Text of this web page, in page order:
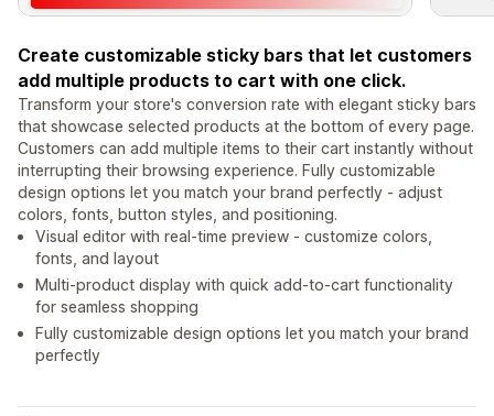
Create customizable sticky bars that let customers
add multiple products to cart with one click.
Transform your store's conversion rate with elegant sticky bars
that showcase selected products at the bottom of every page.
Customers can add multiple items to their cart instantly without
interrupting their browsing experience. Fully customizable
design options let you match your brand perfectly - adjust
colors, fonts, button styles, and positioning.
Visual editor with real-time preview - customize colors,
fonts, and layout
Multi-product display with quick add-to-cart functionality
for seamless shopping
Fully customizable design options let you match your brand
perfectly